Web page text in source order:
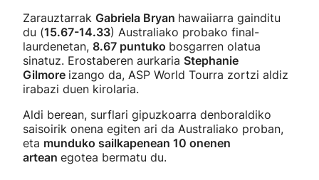
Zarauztarrak Gabriela Bryan hawaiiarra gainditu
du (15.67-14.33) Australiako probako final-
laurdenetan, 8.67 puntuko bosgarren olatua
sinatuz. Erostaberen aurkaria Stephanie
Gilmore izango da, ASP World Tourra zortzi aldiz
irabazi duen kirolaria.
Aldi berean, surflari gipuzkoarra denboraldiko
saisoirik onena egiten ari da Australiako proban,
eta munduko sailkapenean 10 onenen
artean egotea bermatu du.